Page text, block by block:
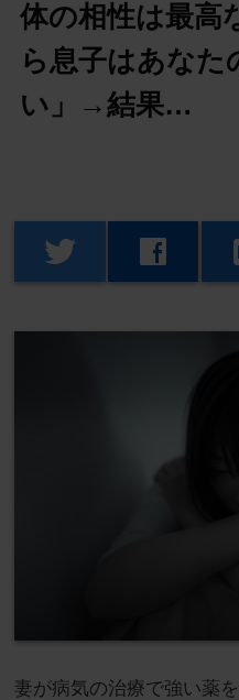
体の相性は最高
ら息子はあなた
い」→結果…
twitter facebook
妻が病気の治療で強い薬